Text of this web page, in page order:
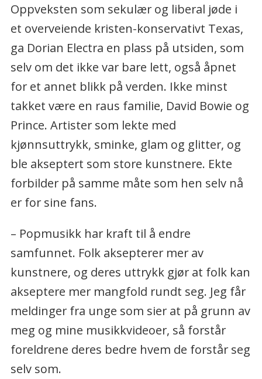
Oppveksten som sekulær og liberal jøde i
et overveiende kristen-konservativt Texas,
ga Dorian Electra en plass på utsiden, som
selv om det ikke var bare lett, også åpnet
for et annet blikk på verden. Ikke minst
takket være en raus familie, David Bowie og
Prince. Artister som lekte med
kjønnsuttrykk, sminke, glam og glitter, og
ble akseptert som store kunstnere. Ekte
forbilder på samme måte som hen selv nå
er for sine fans.
– Popmusikk har kraft til å endre
samfunnet. Folk aksepterer mer av
kunstnere, og deres uttrykk gjør at folk kan
akseptere mer mangfold rundt seg. Jeg får
meldinger fra unge som sier at på grunn av
meg og mine musikkvideoer, så forstår
foreldrene deres bedre hvem de forstår seg
selv som.